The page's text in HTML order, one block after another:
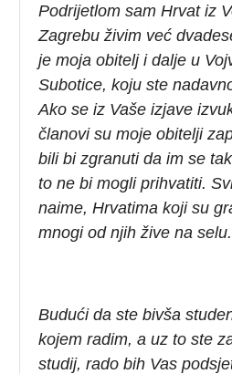
Podrijetlom sam Hrvat iz
Zagrebu živim već
je moja obitelj i dalje u
Subotice, koju ste
Ako se iz Vaše izjave
članovi su moje obitelji
bili bi zgranuti da im se
to ne bi mogli prihvatiti.
naime, Hrvatima koji su
mnogi od njih žive na selu.
Budući da ste bivša
kojem radim, a uz to ste
studij, rado bih Vas